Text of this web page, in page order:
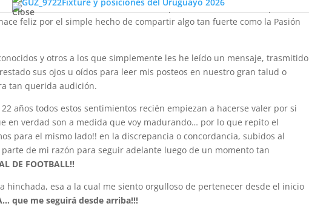
Close
tan difíciles de la vida como la pérdida de una madre, que recibir
feliz por el simple hecho de compartir algo tan fuerte como la Pasión
y otros a los que simplemente les he leído un mensaje, trasmitido
sus ojos u oídos para leer mis posteos en nuestro gran talud o
tan querida audición.
años todos estos sentimientos recién empiezan a hacerse valer por si
en verdad son a medida que voy madurando… por lo que repito el
para el mismo lado!! en la discrepancia o concordancia, subidos al
de mi razón para seguir adelante luego de un momento tan
DE FOOTBALL!!
hinchada, esa a la cual me siento orgulloso de pertenecer desde el inicio
que me seguirá desde arriba!!!